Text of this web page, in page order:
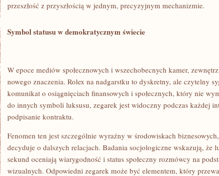
przeszłość z przyszłością w jednym, precyzyjnym mechanizmie.
Symbol statusu w demokratycznym świecie
W epoce mediów społecznowych i wszechobecnych kamer,
nowego znaczenia. Rolex na nadgarstku to dyskretny, ale czytelny
komunikat o osiągnięciach finansowych i społecznych, który nie
do innych symboli luksusu, zegarek jest widoczny podczas każdej
podpisanie kontraktu.
Fenomen ten jest szczególnie wyraźny w środowiskach
decyduje o dalszych relacjach. Badania socjologiczne wskazują, że
sekund oceniają wiarygodność i status społeczny rozmówcy na
wizualnych. Odpowiedni zegarek może być elementem, który